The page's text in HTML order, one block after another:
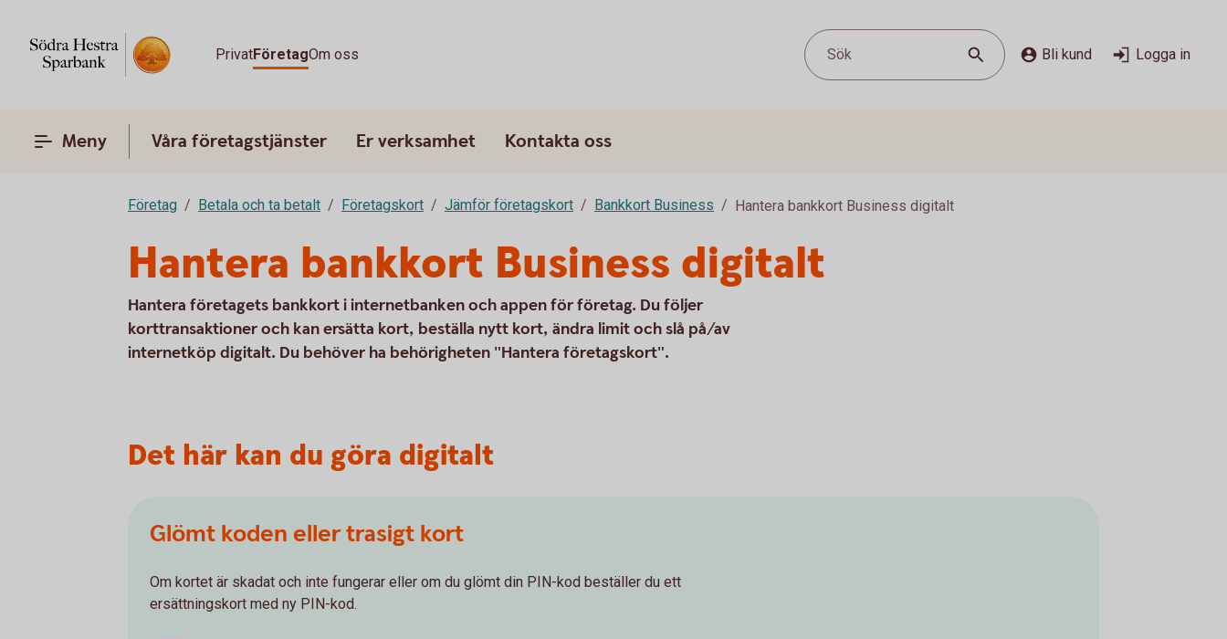
PrivatFöretagOm oss Sök Bli kund Logga in
Meny Våra företagstjänster Er verksamhet Kontakta oss
Företag Betala och ta betalt Företagskort Jämför företagskort Bankkort Business Hantera bankkort Business digitalt
Hantera bankkort Business digitalt
Hantera företagets bankkort i internetbanken och appen för företag. Du följer
korttransaktioner och kan ersätta kort, beställa nytt kort, ändra limit och slå på/av
internetköp digitalt. Du behöver ha behörigheten "Hantera företagskort".
Det här kan du göra digitalt
Glömt koden eller trasigt kort
Om kortet är skadat och inte fungerar eller om du glömt din PIN-kod beställer du ett
ersättningskort med ny PIN-kod.